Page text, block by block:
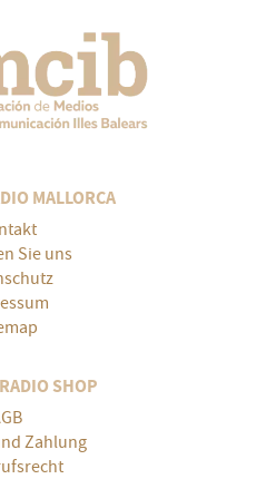
MALLORCA
Sie uns
SHOP
Zahlung